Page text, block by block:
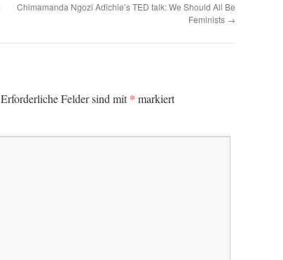
Chimamanda Ngozi Adichie’s TED talk: We Should All Be
Feminists →
Erforderliche Felder sind mit* markiert